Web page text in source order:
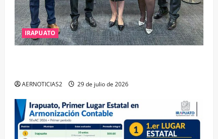
IRAPUATO
AERNOTICIAS2 29 de julio de 2026